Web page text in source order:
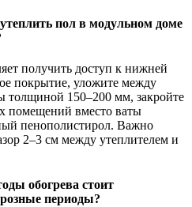
пол в модульном доме
получить доступ к нижней
покрытие, уложите между
толщиной 150–200 мм, закройте
помещений вместо ваты
пенополистирол. Важно
2–3 см между утеплителем и
обогрева стоит
периоды?